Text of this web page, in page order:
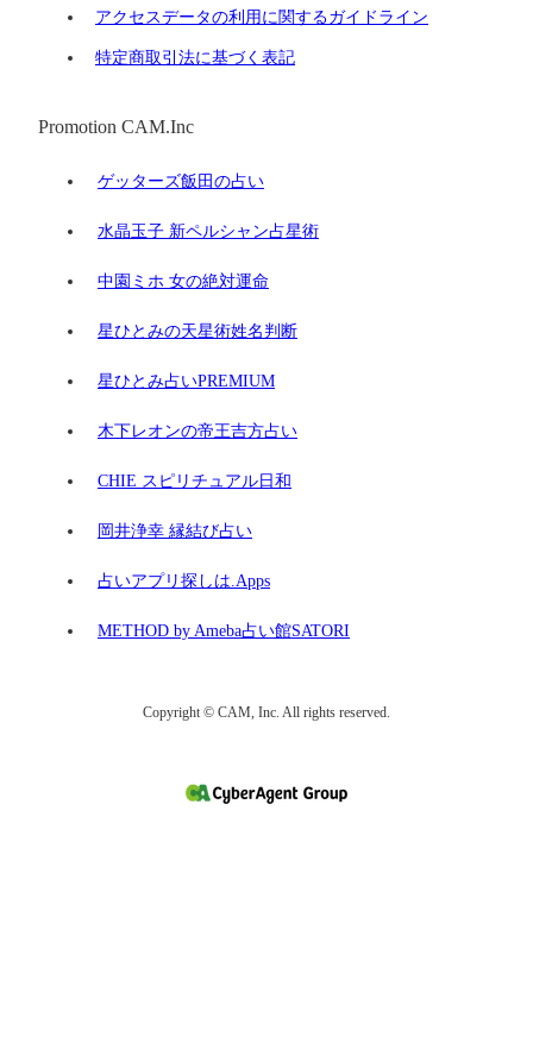
アクセスデータの利用に関するガイドライン
特定商取引法に基づく表記
Promotion CAM.Inc
ゲッターズ飯田の占い
水晶玉子 新ペルシャン占星術
中園ミホ 女の絶対運命
星ひとみの天星術姓名判断
星ひとみ占いPREMIUM
木下レオンの帝王吉方占い
CHIE スピリチュアル日和
岡井浄幸 縁結び占い
占いアプリ探しは.Apps
METHOD by Ameba占い館SATORI
Copyright © CAM, Inc. All rights reserved.